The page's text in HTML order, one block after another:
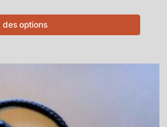
des options